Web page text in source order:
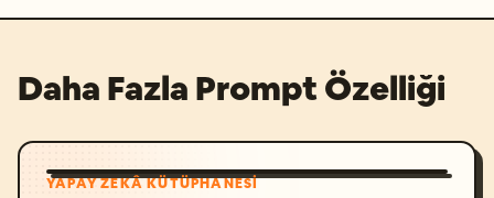
Daha Fazla Prompt Özelliği
YAPAY ZEKÂ KÜTÜPHANESI